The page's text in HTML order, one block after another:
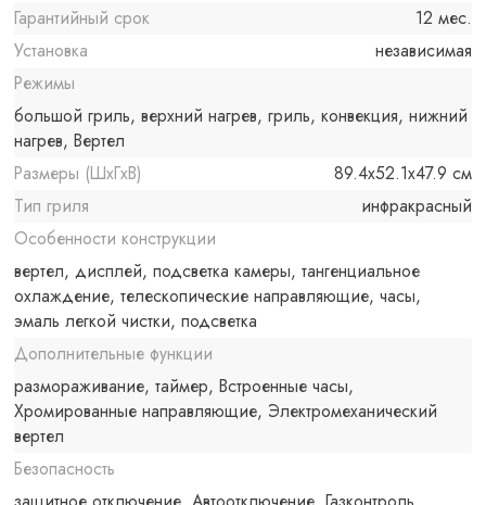
Гарантийный срок
12 мес.
Установка
независимая
Режимы
большой гриль, верхний нагрев, гриль, конвекция, нижний
нагрев, Вертел
Размеры (ШxГxВ)
89.4x52.1x47.9 см
Тип гриля
инфракрасный
Особенности конструкции
вертел, дисплей, подсветка камеры, тангенциальное
охлаждение, телескопические направляющие, часы,
эмаль легкой чистки, подсветка
Дополнительные функции
размораживание, таймер, Встроенные часы,
Хромированные направляющие, Электромеханический
вертел
Безопасность